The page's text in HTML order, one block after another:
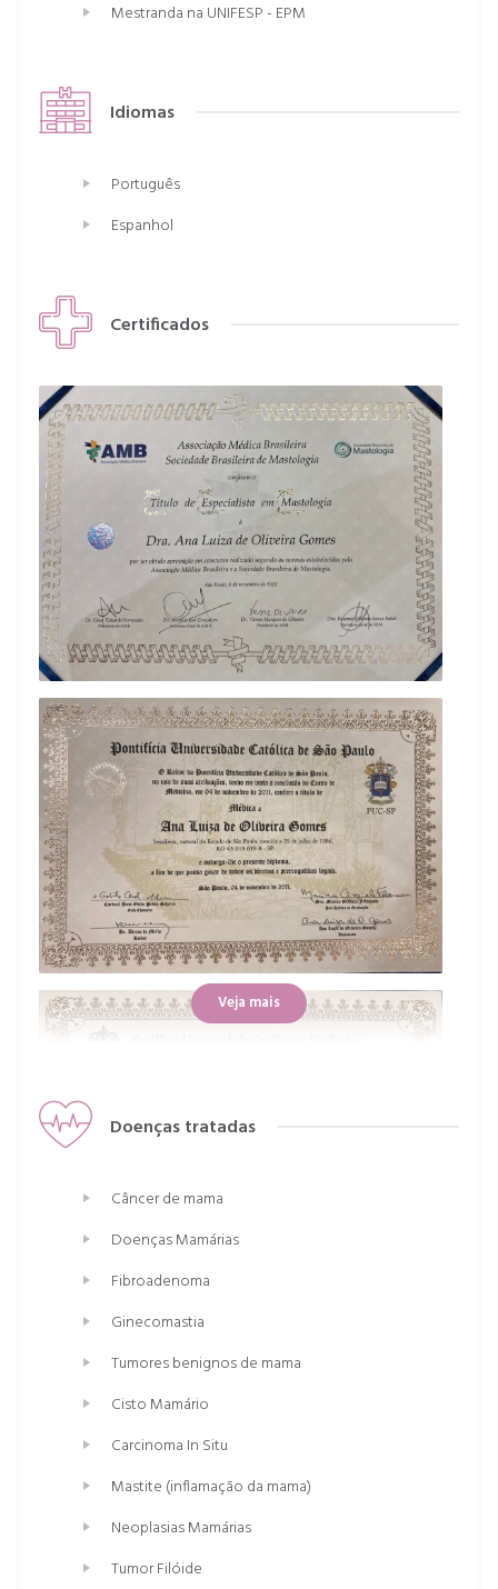
Mestranda na UNIFESP - EPM
Idiomas
Português
Espanhol
Certificados
Veja mais
Doenças tratadas
Câncer de mama
Doenças Mamárias
Fibroadenoma
Ginecomastia
Tumores benignos de mama
Cisto Mamário
Carcinoma In Situ
Mastite (inflamação da mama)
Neoplasias Mamárias
Tumor Filóide